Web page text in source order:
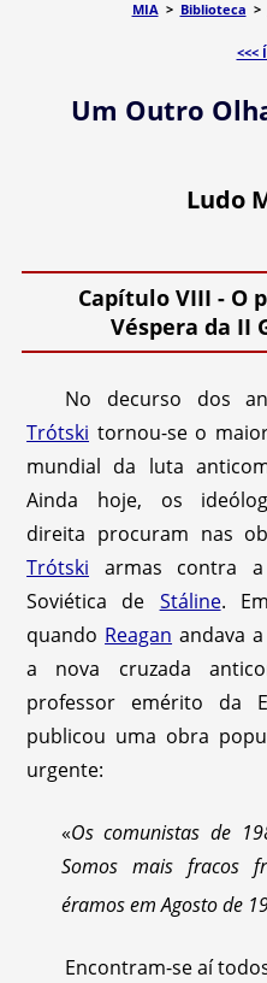
MIA> Biblioteca >
<<<
Um Outro
Ludo
Capítulo VIII - O
Véspera da II
No decurso dos
Trótski tornou-se o
mundial da luta
Ainda hoje, os
direita procuram nas
Trótski armas contra
Soviética de Stáline.
quando Reagan andava
a nova cruzada
professor emérito da
publicou uma obra
urgente:
«Os comunistas de
Somos mais fracos
éramos em Agosto de
Encontram-se aí